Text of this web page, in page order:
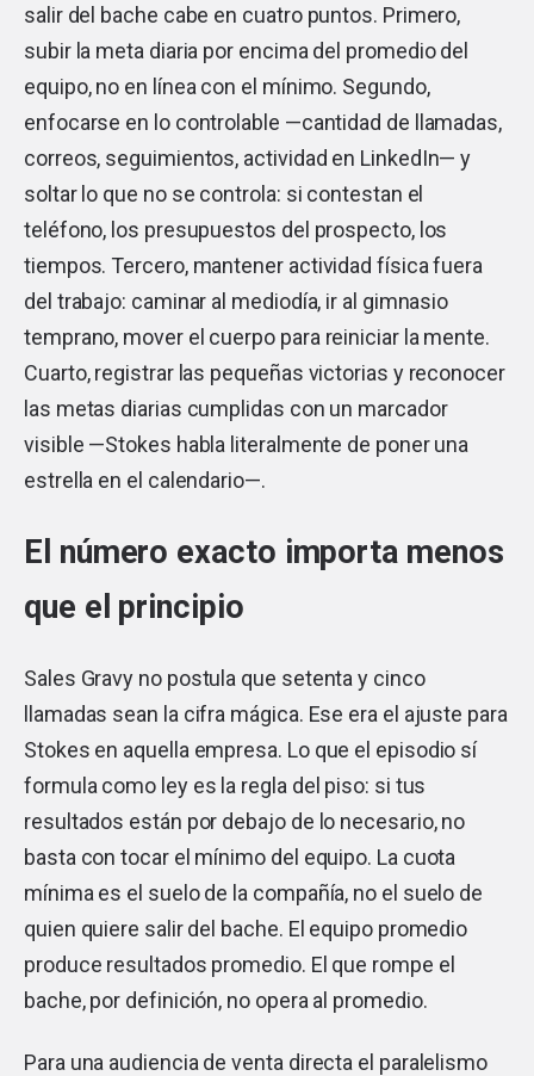
salir del bache cabe en cuatro puntos. Primero,
subir la meta diaria por encima del promedio del
equipo, no en línea con el mínimo. Segundo,
enfocarse en lo controlable —cantidad de llamadas,
correos, seguimientos, actividad en LinkedIn— y
soltar lo que no se controla: si contestan el
teléfono, los presupuestos del prospecto, los
tiempos. Tercero, mantener actividad física fuera
del trabajo: caminar al mediodía, ir al gimnasio
temprano, mover el cuerpo para reiniciar la mente.
Cuarto, registrar las pequeñas victorias y reconocer
las metas diarias cumplidas con un marcador
visible —Stokes habla literalmente de poner una
estrella en el calendario—.
El número exacto importa menos
que el principio
Sales Gravy no postula que setenta y cinco
llamadas sean la cifra mágica. Ese era el ajuste para
Stokes en aquella empresa. Lo que el episodio sí
formula como ley es la regla del piso: si tus
resultados están por debajo de lo necesario, no
basta con tocar el mínimo del equipo. La cuota
mínima es el suelo de la compañía, no el suelo de
quien quiere salir del bache. El equipo promedio
produce resultados promedio. El que rompe el
bache, por definición, no opera al promedio.
Para una audiencia de venta directa el paralelismo